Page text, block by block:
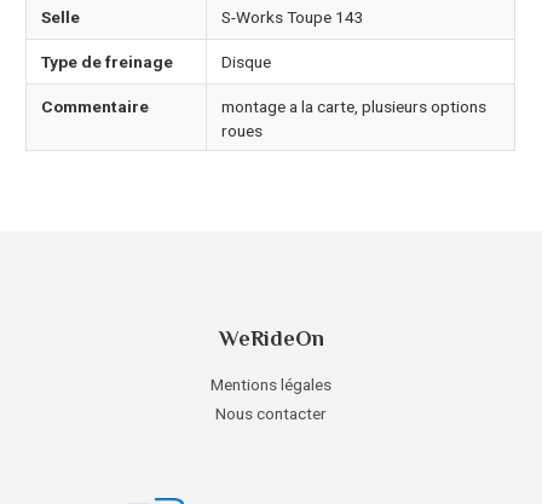
Selle S-Works Toupe 143
Type de freinage Disque
Commentaire
montage a la carte, plusieurs options
roues
WeRideOn
Mentions légales
Nous contacter